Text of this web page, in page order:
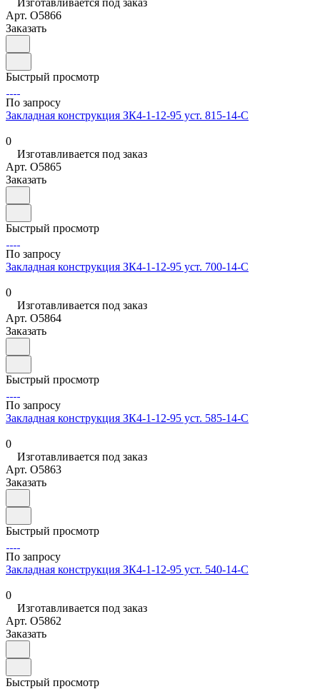
Изготавливается под заказ
Арт. O5866
Заказать
Быстрый просмотр
По запросу
Закладная конструкция ЗК4-1-12-95 уст. 815-14-С
0
Изготавливается под заказ
Арт. O5865
Заказать
Быстрый просмотр
По запросу
Закладная конструкция ЗК4-1-12-95 уст. 700-14-С
0
Изготавливается под заказ
Арт. O5864
Заказать
Быстрый просмотр
По запросу
Закладная конструкция ЗК4-1-12-95 уст. 585-14-С
0
Изготавливается под заказ
Арт. O5863
Заказать
Быстрый просмотр
По запросу
Закладная конструкция ЗК4-1-12-95 уст. 540-14-С
0
Изготавливается под заказ
Арт. O5862
Заказать
Быстрый просмотр